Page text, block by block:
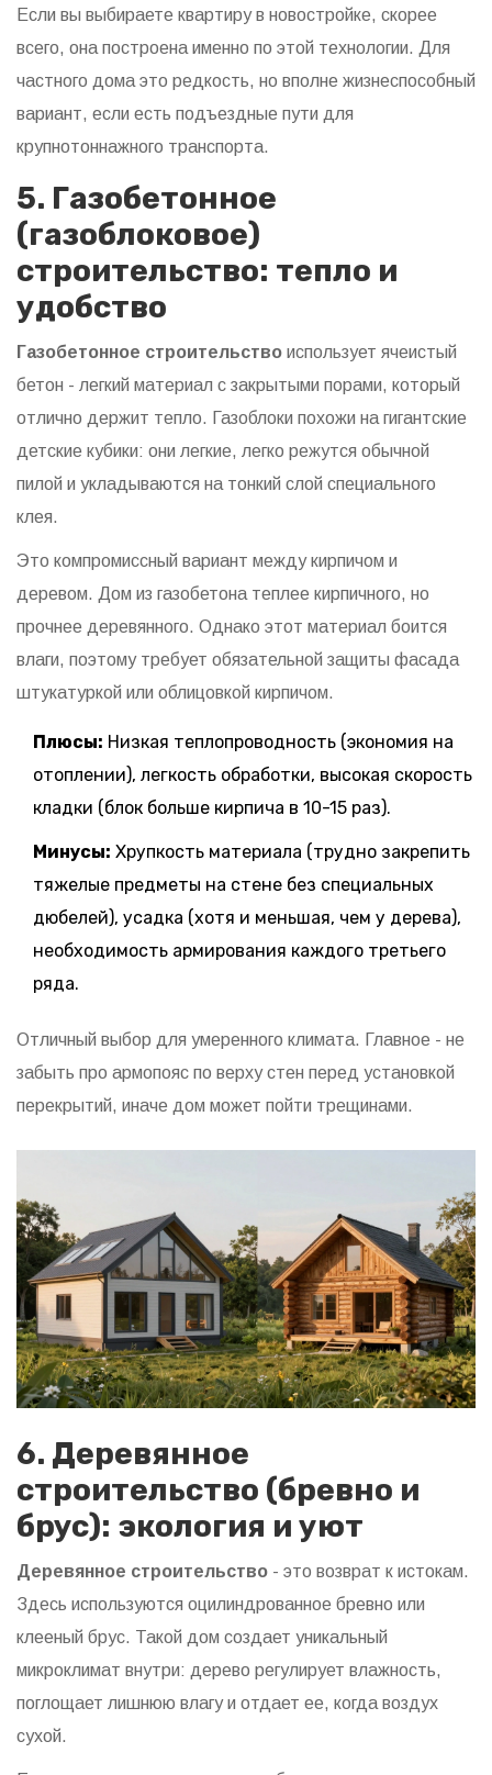
Если вы выбираете квартиру в новостройке, скорее
всего, она построена именно по этой технологии. Для
частного дома это редкость, но вполне жизнеспособный
вариант, если есть подъездные пути для
крупнотоннажного транспорта.
5. Газобетонное
(газоблоковое)
строительство: тепло и
удобство
Газобетонное строительство использует ячеистый
бетон - легкий материал с закрытыми порами, который
отлично держит тепло. Газоблоки похожи на гигантские
детские кубики: они легкие, легко режутся обычной
пилой и укладываются на тонкий слой специального
клея.
Это компромиссный вариант между кирпичом и
деревом. Дом из газобетона теплее кирпичного, но
прочнее деревянного. Однако этот материал боится
влаги, поэтому требует обязательной защиты фасада
штукатуркой или облицовкой кирпичом.
Плюсы: Низкая теплопроводность (экономия на
отоплении), легкость обработки, высокая скорость
кладки (блок больше кирпича в 10-15 раз).
Минусы: Хрупкость материала (трудно закрепить
тяжелые предметы на стене без специальных
дюбелей), усадка (хотя и меньшая, чем у дерева),
необходимость армирования каждого третьего
ряда.
Отличный выбор для умеренного климата. Главное - не
забыть про армопояс по верху стен перед установкой
перекрытий, иначе дом может пойти трещинами.
6. Деревянное
строительство (бревно и
брус): экология и уют
Деревянное строительство - это возврат к истокам.
Здесь используются оцилиндрованное бревно или
клееный брус. Такой дом создает уникальный
микроклимат внутри: дерево регулирует влажность,
поглощает лишнюю влагу и отдает ее, когда воздух
сухой.